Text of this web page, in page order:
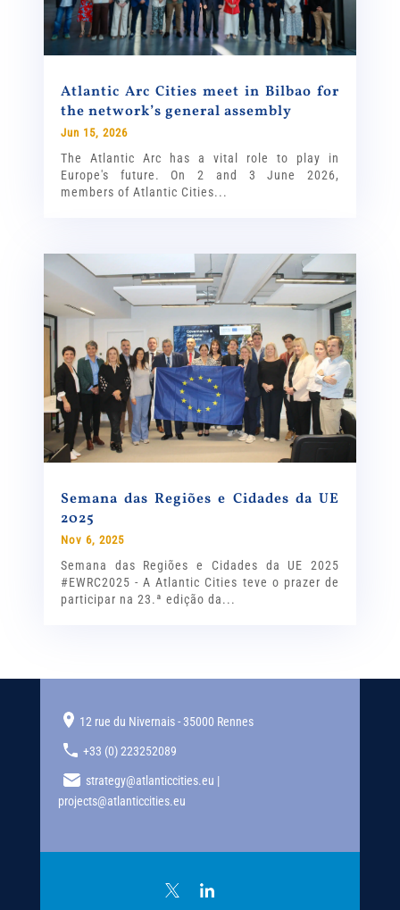
Atlantic Arc Cities meet in Bilbao for
the network’s general assembly
Jun 15, 2026
The Atlantic Arc has a vital role to play in
Europe's future. On 2 and 3 June 2026,
members of Atlantic Cities...
Semana das Regiões e Cidades da UE
2025
Nov 6, 2025
Semana das Regiões e Cidades da UE 2025
#EWRC2025 - A Atlantic Cities teve o prazer de
participar na 23.ª edição da...
12 rue du Nivernais - 35000 Rennes
+33 (0) 223252089
strategy@atlanticcities.eu |
projects@atlanticcities.eu